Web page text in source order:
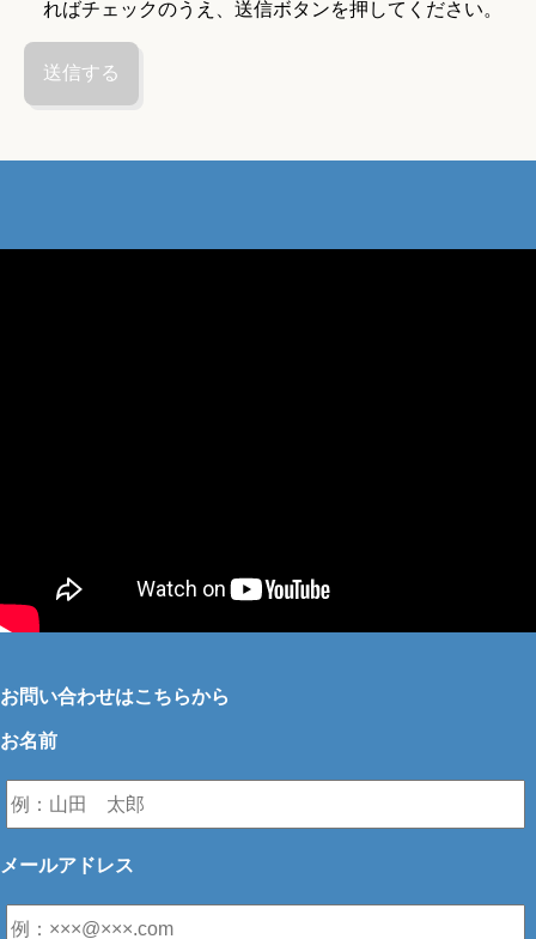
ればチェックのうえ、送信ボタンを押してください。
お問い合わせはこちらから
お名前
メールアドレス